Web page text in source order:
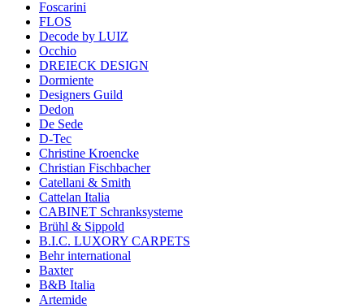
Foscarini
FLOS
Decode by LUIZ
Occhio
DREIECK DESIGN
Dormiente
Designers Guild
Dedon
De Sede
D-Tec
Christine Kroencke
Christian Fischbacher
Catellani & Smith
Cattelan Italia
CABINET Schranksysteme
Brühl & Sippold
B.I.C. LUXORY CARPETS
Behr international
Baxter
B&B Italia
Artemide